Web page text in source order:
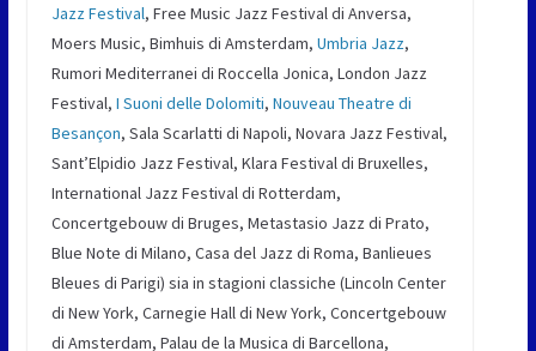
Jazz Festival, Free Music Jazz Festival di Anversa,
Moers Music, Bimhuis di Amsterdam, Umbria Jazz,
Rumori Mediterranei di Roccella Jonica, London Jazz
Festival, I Suoni delle Dolomiti, Nouveau Theatre di
Besançon, Sala Scarlatti di Napoli, Novara Jazz Festival,
Sant’Elpidio Jazz Festival, Klara Festival di Bruxelles,
International Jazz Festival di Rotterdam,
Concertgebouw di Bruges, Metastasio Jazz di Prato,
Blue Note di Milano, Casa del Jazz di Roma, Banlieues
Bleues di Parigi) sia in stagioni classiche (Lincoln Center
di New York, Carnegie Hall di New York, Concertgebouw
di Amsterdam, Palau de la Musica di Barcellona,